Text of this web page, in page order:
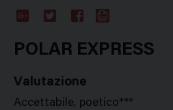
Plus
POLAR EXPRESS
Valutazione
Accettabile, poetico***